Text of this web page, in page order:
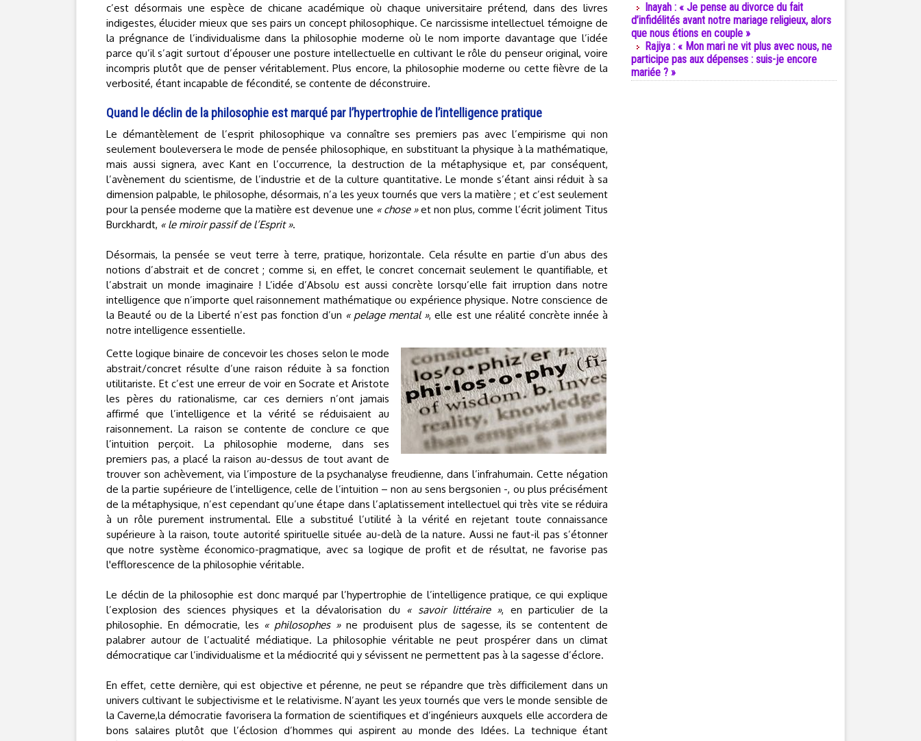
c’est désormais une espèce de chicane académique où chaque universitaire prétend, dans des livres
indigestes, élucider mieux que ses pairs un concept philosophique. Ce narcissisme intellectuel témoigne de
la prégnance de l’individualisme dans la philosophie moderne où le nom importe davantage que l’idée
parce qu’il s’agit surtout d’épouser une posture intellectuelle en cultivant le rôle du penseur original, voire
incompris plutôt que de penser véritablement. Plus encore, la philosophie moderne ou cette fièvre de la
verbosité, étant incapable de fécondité, se contente de déconstruire.
Quand le déclin de la philosophie est marqué par l’hypertrophie de l’intelligence pratique
Le démantèlement de l’esprit philosophique va connaître ses premiers pas avec l’empirisme qui non
seulement bouleversera le mode de pensée philosophique, en substituant la physique à la mathématique,
mais aussi signera, avec Kant en l’occurrence, la destruction de la métaphysique et, par conséquent,
l’avènement du scientisme, de l’industrie et de la culture quantitative. Le monde s’étant ainsi réduit à sa
dimension palpable, le philosophe, désormais, n’a les yeux tournés que vers la matière ; et c’est seulement
pour la pensée moderne que la matière est devenue une « chose »et non plus, comme l’écrit joliment Titus
Burckhardt, « le miroir passif de l’Esprit ».
Désormais, la pensée se veut terre à terre, pratique, horizontale. Cela résulte en partie d’un abus des
notions d’abstrait et de concret ; comme si, en effet, le concret concernait seulement le quantifiable, et
l’abstrait un monde imaginaire ! L’idée d’Absolu est aussi concrète lorsqu’elle fait irruption dans notre
intelligence que n’importe quel raisonnement mathématique ou expérience physique. Notre conscience de
la Beauté ou de la Liberté n’est pas fonction d’un « pelage mental », elle est une réalité concrète innée à
notre intelligence essentielle.
Cette logique binaire de concevoir les choses selon le mode
abstrait/concret résulte d’une raison réduite à sa fonction
utilitariste. Et c’est une erreur de voir en Socrate et Aristote
les pères du rationalisme, car ces derniers n’ont jamais
affirmé que l’intelligence et la vérité se réduisaient au
raisonnement. La raison se contente de conclure ce que
l’intuition perçoit. La philosophie moderne, dans ses
premiers pas, a placé la raison au-dessus de tout avant de
trouver son achèvement, via l’imposture de la psychanalyse freudienne, dans l’infrahumain. Cette négation
de la partie supérieure de l’intelligence, celle de l’intuition – non au sens bergsonien -, ou plus précisément
de la métaphysique, n’est cependant qu’une étape dans l’aplatissement intellectuel qui très vite se réduira
à un rôle purement instrumental. Elle a substitué l’utilité à la vérité en rejetant toute connaissance
supérieure à la raison, toute autorité spirituelle située au-delà de la nature. Aussi ne faut-il pas s’étonner
que notre système économico-pragmatique, avec sa logique de profit et de résultat, ne favorise pas
l'efflorescence de la philosophie véritable.
Le déclin de la philosophie est donc marqué par l’hypertrophie de l’intelligence pratique, ce qui explique
l’explosion des sciences physiques et la dévalorisation du « savoir littéraire », en particulier de la
philosophie. En démocratie, les « philosophes »ne produisent plus de sagesse, ils se contentent de
palabrer autour de l’actualité médiatique. La philosophie véritable ne peut prospérer dans un climat
démocratique car l’individualisme et la médiocrité qui y sévissent ne permettent pas à la sagesse d’éclore.
En effet, cette dernière, qui est objective et pérenne, ne peut se répandre que très difficilement dans un
univers cultivant le subjectivisme et le relativisme. N’ayant les yeux tournés que vers le monde sensible de
la Caverne,la démocratie favorisera la formation de scientifiques et d’ingénieurs auxquels elle accordera de
bons salaires plutôt que l’éclosion d’hommes qui aspirent au monde des Idées. La technique étant
Inayah : « Je pense au divorce du fait
d’infidélités avant notre mariage religieux, alors
que nous étions en couple »
Rajiya : « Mon mari ne vit plus avec nous, ne
participe pas aux dépenses : suis-je encore
mariée ? »